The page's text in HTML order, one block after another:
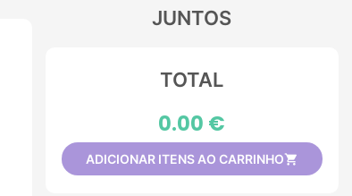
JUNTOS
TOTAL
0.00 €
ADICIONAR ITENS AO CARRINHO